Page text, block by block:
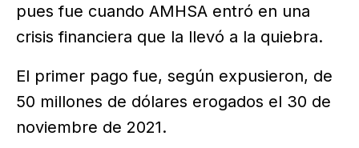
pues fue cuando AMHSA entró en una
crisis financiera que la llevó a la quiebra.
El primer pago fue, según expusieron, de
50 millones de dólares erogados el 30 de
noviembre de 2021.